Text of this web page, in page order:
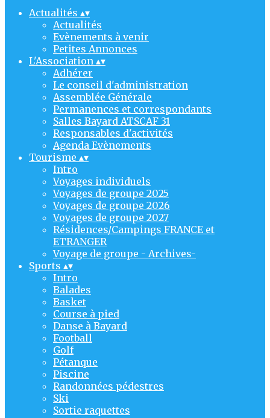
Actualités ▴▾
Actualités
Evènements à venir
Petites Annonces
L'Association ▴▾
Adhérer
Le conseil d'administration
Assemblée Générale
Permanences et correspondants
Salles Bayard ATSCAF 31
Responsables d'activités
Agenda Evènements
Tourisme ▴▾
Intro
Voyages individuels
Voyages de groupe 2025
Voyages de groupe 2026
Voyages de groupe 2027
Résidences/Campings FRANCE et
ETRANGER
Voyage de groupe - Archives-
Sports ▴▾
Intro
Balades
Basket
Course à pied
Danse à Bayard
Football
Golf
Pétanque
Piscine
Randonnées pédestres
Ski
Sortie raquettes